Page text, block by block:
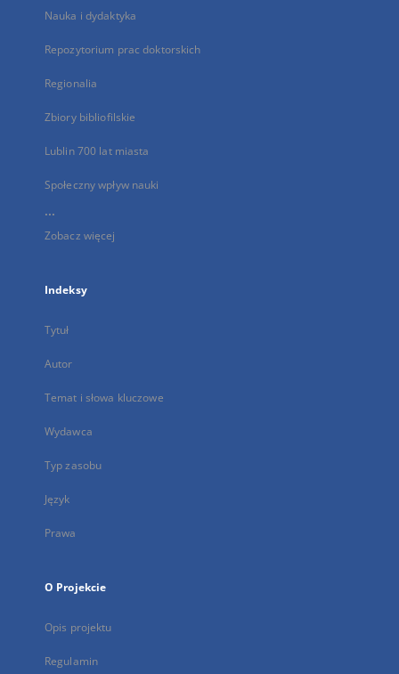
Nauka i dydaktyka
Repozytorium prac doktorskich
Regionalia
Zbiory bibliofilskie
Lublin 700 lat miasta
Społeczny wpływ nauki
...
Zobacz więcej
Indeksy
Tytuł
Autor
Temat i słowa kluczowe
Wydawca
Typ zasobu
Język
Prawa
O Projekcie
Opis projektu
Regulamin